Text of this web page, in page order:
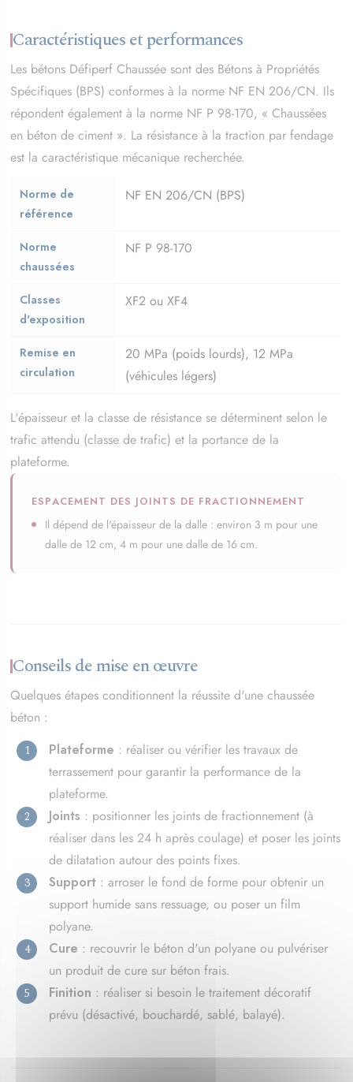
Caractéristiques et performances
Les bétons Défiperf Chaussée sont des Bétons à Propriétés
Spécifiques (BPS) conformes à la norme NF EN 206/CN. Ils
répondent également à la norme NF P 98-170, « Chaussées
en béton de ciment ». La résistance à la traction par fendage
est la caractéristique mécanique recherchée.
Norme de
référence
NF EN 206/CN (BPS)
Norme
chaussées
NF P 98-170
Classes
d'exposition
XF2 ou XF4
Remise en
circulation
20 MPa (poids lourds), 12 MPa
(véhicules légers)
L'épaisseur et la classe de résistance se déterminent selon le
trafic attendu (classe de trafic) et la portance de la
plateforme.
ESPACEMENT DES JOINTS DE FRACTIONNEMENT
Il dépend de l'épaisseur de la dalle : environ 3 m pour une
dalle de 12 cm, 4 m pour une dalle de 16 cm.
Conseils de mise en œuvre
Quelques étapes conditionnent la réussite d'une chaussée
béton :
Plateforme : réaliser ou vérifier les travaux de
terrassement pour garantir la performance de la
plateforme.
Joints : positionner les joints de fractionnement (à
réaliser dans les 24 h après coulage) et poser les joints
de dilatation autour des points fixes.
Support : arroser le fond de forme pour obtenir un
support humide sans ressuage, ou poser un film
polyane.
Cure : recouvrir le béton d'un polyane ou pulvériser
un produit de cure sur béton frais.
Finition : réaliser si besoin le traitement décoratif
prévu (désactivé, bouchardé, sablé, balayé).